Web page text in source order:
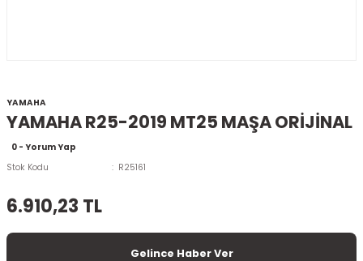
YAMAHA
YAMAHA R25-2019 MT25 MAŞA ORİJİNAL
0 - Yorum Yap
Stok Kodu
R25161
6.910,23 TL
Gelince Haber Ver